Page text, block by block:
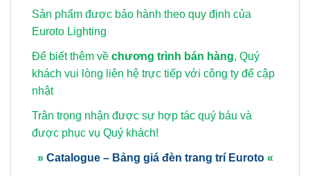
Sản phẩm được bảo hành theo quy định của
Euroto Lighting
Để biết thêm về chương trình bán hàng, Quý
khách vui lòng liên hệ trực tiếp với công ty để cập
nhật
Trân trọng nhận được sự hợp tác quý báu và
được phục vụ Quý khách!
» Catalogue – Bảng giá đèn trang trí Euroto «